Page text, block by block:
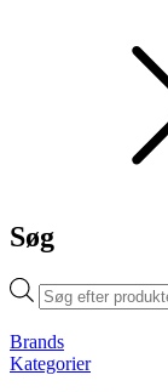
Søg
Products
search
Brands
Kategorier